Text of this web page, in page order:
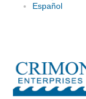
Español